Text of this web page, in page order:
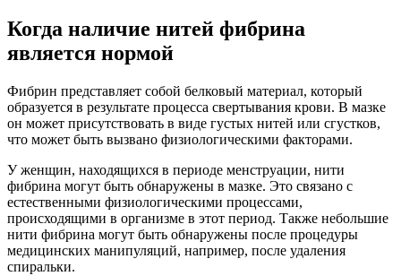
Когда наличие нитей фибрина
является нормой
Фибрин представляет собой белковый материал, который
образуется в результате процесса свертывания крови. В мазке
он может присутствовать в виде густых нитей или сгустков,
что может быть вызвано физиологическими факторами.
У женщин, находящихся в периоде менструации, нити
фибрина могут быть обнаружены в мазке. Это связано с
естественными физиологическими процессами,
происходящими в организме в этот период. Также небольшие
нити фибрина могут быть обнаружены после процедуры
медицинских манипуляций, например, после удаления
спиральки.